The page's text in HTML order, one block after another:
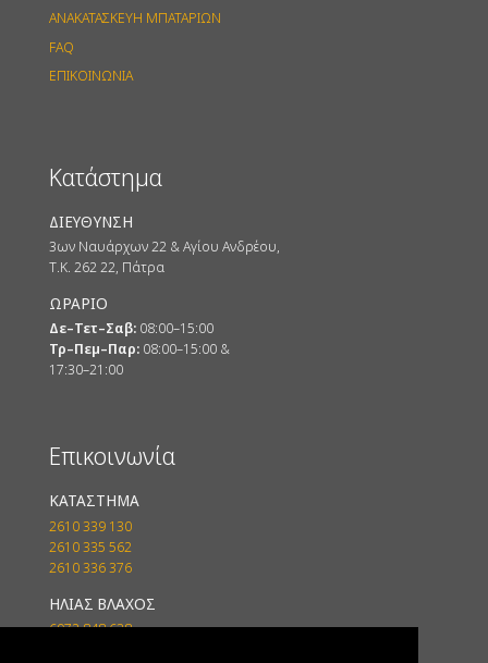
ΑΝΑΚΑΤΑΣΚΕΥΗ ΜΠΑΤΑΡΙΩΝ
FAQ
ΕΠΙΚΟΙΝΩΝΙΑ
Κατάστημα
ΔΙΕΥΘΥΝΣΗ
3ων Ναυάρχων 22 & Αγίου Ανδρέου,
Τ.Κ. 262 22, Πάτρα
ΩΡΑΡΙΟ
Δε–Τετ–Σαβ: 08:00–15:00
Τρ–Πεμ–Παρ: 08:00–15:00 &
17:30–21:00
Επικοινωνία
ΚΑΤΑΣΤΗΜΑ
2610 339 130
2610 335 562
2610 336 376
ΗΛΙΑΣ ΒΛΑΧΟΣ
6972 848 638